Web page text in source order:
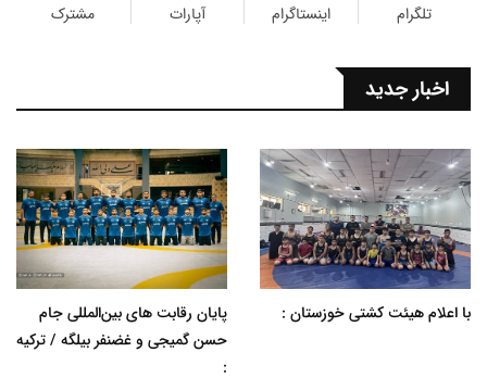
تلگرام اینستاگرام آپارات مشترک
اخبار جدید
با اعلام هیئت کشتی خوزستان :
پایان رقابت های بین‌المللی جام
حسن گمیجی و غضنفر بیلگه / ترکیه
: